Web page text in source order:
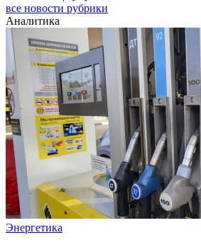
все новости рубрики
Аналитика
Энергетика